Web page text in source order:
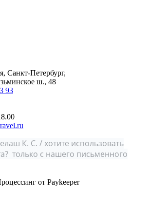
Санкт-Петербург,
ш., 48
93
К. С. / хотите использовать
только с нашего письменного